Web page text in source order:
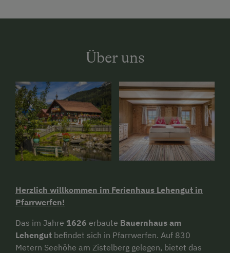
Über uns
Herzlich willkommen im Ferienhaus Lehengut in
Pfarrwerfen!
Das im Jahre 1626 erbaute Bauernhaus am
Lehengut befindet sich in Pfarrwerfen. Auf 830
Metern Seehöhe am Zistelberg gelegen, bietet das